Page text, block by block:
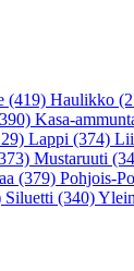
(419) Haulikko
Kasa-
Lappi (374)
Mustaruuti
(379) Pohjois-
Siluetti (340)